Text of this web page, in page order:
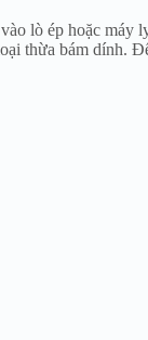
lò ép hoặc
thừa bám